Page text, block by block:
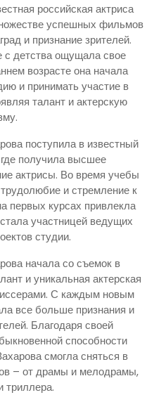
российская актриса
успешных фильмов
и признание зрителей.
с детства ощущала свое
возрасте она начала
и принимать участие в
талант и актерскую
поступила в известный
получила высшее
актрисы. Во время учебы
и стремление к
первых курсах привлекла
участницей ведущих
студии.
начала со съемок в
и уникальная актерская
С каждым новым
все больше признания и
Благодаря своей
способности
смогла сняться в
– от драмы и мелодрамы,
триллера.